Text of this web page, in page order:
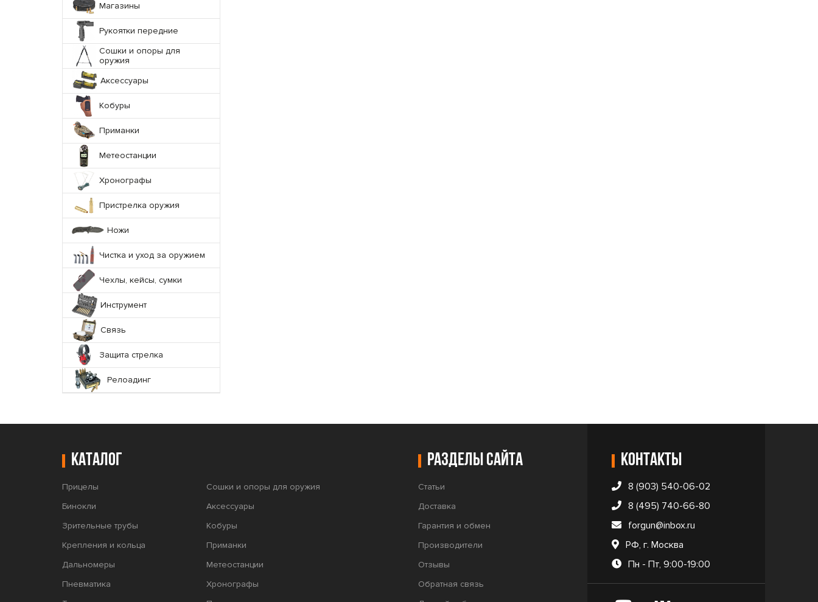
Магазины
Рукоятки передние
Сошки и опоры для
оружия
Аксессуары
Кобуры
Приманки
Метеостанции
Хронографы
Пристрелка оружия
Ножи
Чистка и уход за оружием
Чехлы, кейсы, сумки
Инструмент
Связь
Защита стрелка
Релоадинг
Контакты
8 (903) 540-06-02
8 (495) 740-66-80
forgun@inbox.ru
РФ, г. Москва
Пн - Пт, 9:00-19:00
Каталог
Прицелы
Бинокли
Зрительные трубы
Крепления и кольца
Дальномеры
Пневматика
Сошки и опоры для оружия
Аксессуары
Кобуры
Приманки
Метеостанции
Хронографы
Разделы сайта
Статьи
Доставка
Гарантия и обмен
Производители
Отзывы
Обратная связь